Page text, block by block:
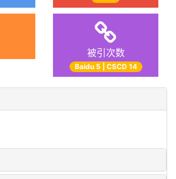
被引次数
Baidu 5 | CSCD 14